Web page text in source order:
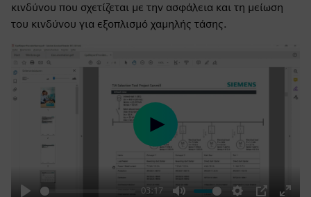
κινδύνου που σχετίζεται με την ασφάλεια και τη μείωση
του κινδύνου για εξοπλισμό χαμηλής τάσης.
03:17
Play